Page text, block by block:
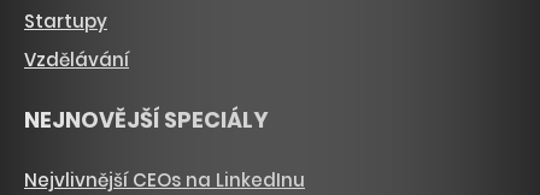
Startupy
Vzdělávání
NEJNOVĚJŠÍ SPECIÁLY
Nejvlivnější CEOs na LinkedInu